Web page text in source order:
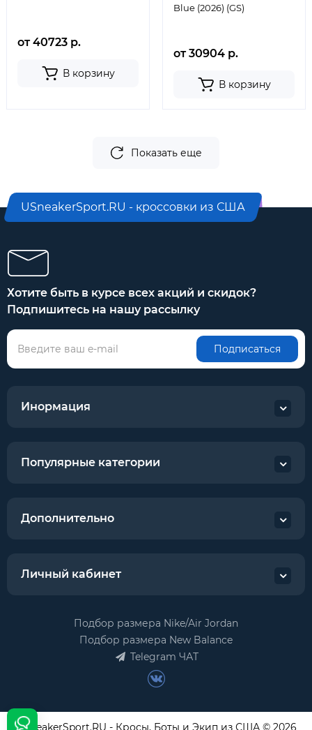
от 40723 р.
В корзину
Blue (2026) (GS)
от 30904 р.
В корзину
Показать еще
USneakerSport.RU - кроссовки из США
Хотите быть в курсе всех акций и скидок?
Подпишитесь на нашу рассылку
Подписаться
Инормация
Популярные категории
Дополнительно
Личный кабинет
Подбор размера Nike/Air Jordan
Подбор размера New Balance
Telegram ЧАТ
USneakerSport.RU - Кросы, Боты и Экип из США © 2026